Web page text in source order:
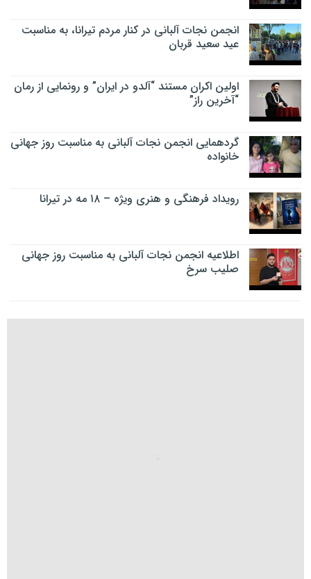
انجمن نجات آلبانی در کنار مردم تیرانا، به مناسبت
عید سعید قربان
اولین اکران مستند “آلدو در ایران” و رونمایی از رمان
“آخرین راز”
گردهمایی انجمن نجات آلبانی به مناسبت روز جهانی
خانواده
رویداد فرهنگی و هنری ویژه – ۱۸ مه در تیرانا
اطلاعیه انجمن نجات آلبانی به مناسبت روز جهانی
صلیب سرخ